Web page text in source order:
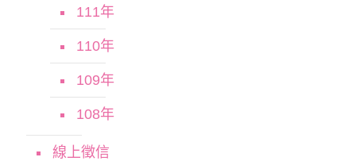
111年
110年
109年
108年
線上徵信